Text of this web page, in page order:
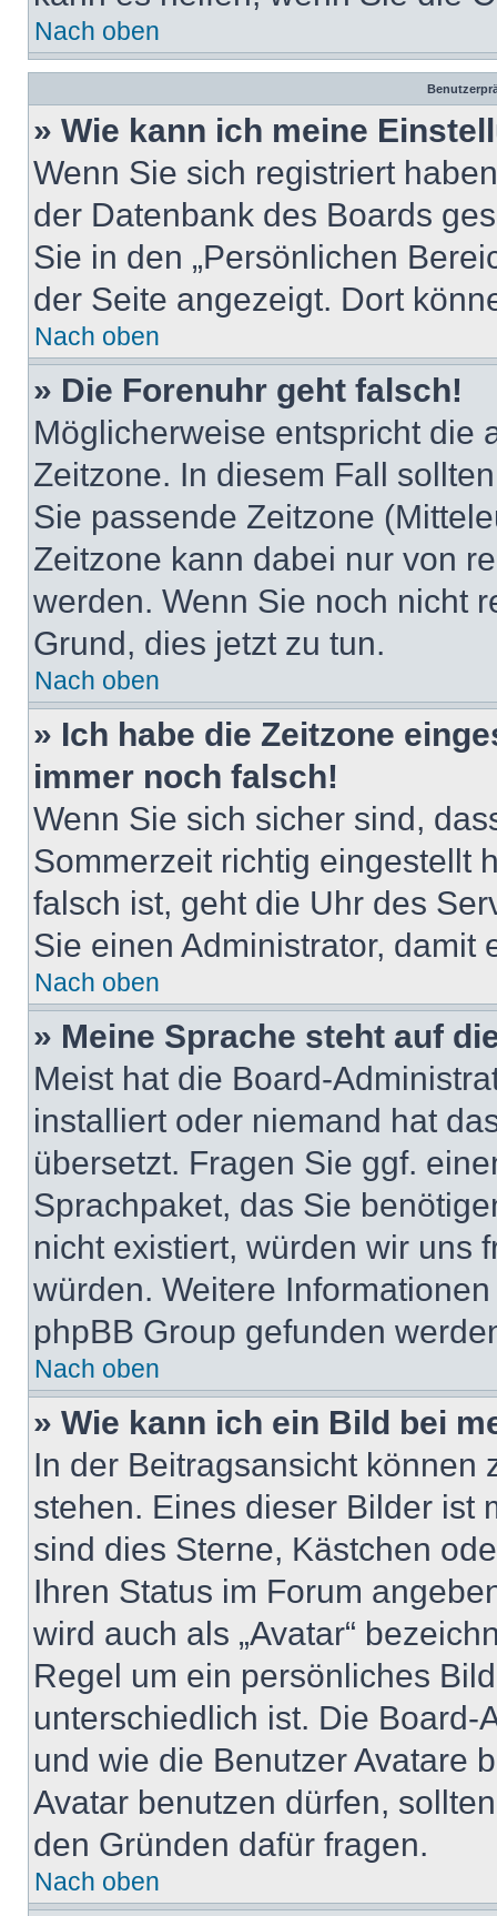
Nach oben
» Wie kann ich meine
Wenn Sie sich registriert
der Datenbank des Boards
Sie in den „Persönlichen
der Seite angezeigt. Dort
Nach oben
» Die Forenuhr geht falsch!
Möglicherweise entspricht die
Zeitzone. In diesem Fall
Sie passende Zeitzone
Zeitzone kann dabei nur von
werden. Wenn Sie noch nicht
Grund, dies jetzt zu tun.
Nach oben
» Ich habe die Zeitzone
immer noch falsch!
Wenn Sie sich sicher sind,
Sommerzeit richtig eingestellt
falsch ist, geht die Uhr des
Sie einen Administrator, damit
Nach oben
» Meine Sprache steht auf
Meist hat die Board-
installiert oder niemand hat
übersetzt. Fragen Sie ggf.
Sprachpaket, das Sie
nicht existiert, würden wir uns
würden. Weitere
phpBB Group gefunden
Nach oben
» Wie kann ich ein Bild bei
In der Beitragsansicht können
stehen. Eines dieser Bilder ist
sind dies Sterne, Kästchen
Ihren Status im Forum
wird auch als „Avatar“
Regel um ein persönliches
unterschiedlich ist. Die
und wie die Benutzer Avatare
Avatar benutzen dürfen,
den Gründen dafür fragen.
Nach oben